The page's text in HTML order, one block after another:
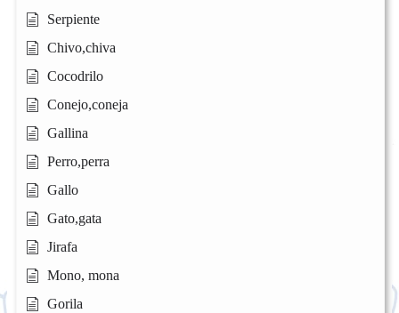
Serpiente
Chivo,chiva
Cocodrilo
Conejo,coneja
Gallina
Perro,perra
Gallo
Gato,gata
Jirafa
Mono, mona
Gorila